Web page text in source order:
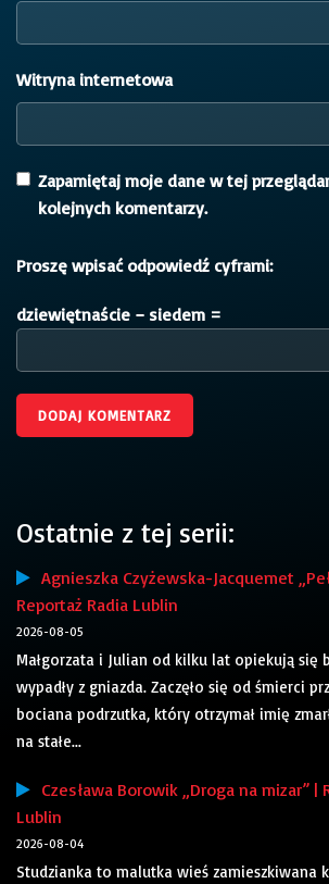
Witryna internetowa
Zapamiętaj moje dane w tej
kolejnych komentarzy.
Proszę wpisać odpowiedź cyframi:
dziewiętnaście − siedem =
Ostatnie z tej serii:
Agnieszka Czyżewska-Jacquemet
Reportaż Radia Lublin
2026-08-05
Małgorzata i Julian od kilku lat opiekują się
wypadły z gniazda. Zaczęło się od śmierci
bociana podrzutka, który otrzymał imię
na stałe...
Czesława Borowik „Droga na mizar” |
Lublin
2026-08-04
Studzianka to malutka wieś zamieszkiwana